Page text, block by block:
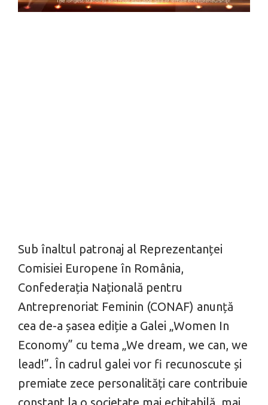
Sub înaltul patronaj al Reprezentanței
Comisiei Europene în România,
Confederația Națională pentru
Antreprenoriat Feminin (CONAF) anunță
cea de-a șasea ediție a Galei „Women In
Economy” cu tema „We dream, we can, we
lead!”. În cadrul galei vor fi recunoscute și
premiate zece personalități care contribuie